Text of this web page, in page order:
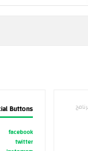
Buttons
facebook
twitter